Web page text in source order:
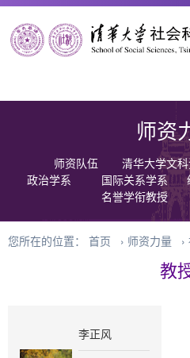
师资
师资队伍 清华大学文
政治学系
国际关系学系
名誉学衔教授
您所在的位置： 首页 › 师资力量 ›
教
李正风